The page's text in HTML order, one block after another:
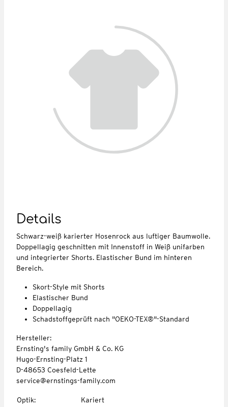
Details
Schwarz-weiß karierter Hosenrock aus luftiger Baumwolle.
Doppellagig geschnitten mit Innenstoff in Weiß unifarben
und integrierter Shorts. Elastischer Bund im hinteren
Bereich.
Skort-Style mit Shorts
Elastischer Bund
Doppellagig
Schadstoffgeprüft nach "OEKO-TEX®"-Standard
Hersteller:
Ernsting's family GmbH & Co. KG
Hugo-Ernsting-Platz 1
D-48653 Coesfeld-Lette
service@ernstings-family.com
Optik: Kariert